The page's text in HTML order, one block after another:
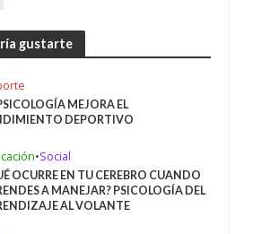
gustarte
MEJORA EL
DEPORTIVO
•Social
OCURRE EN TU CEREBRO CUANDO
A MANEJAR? PSICOLOGÍA DEL
AL VOLANTE